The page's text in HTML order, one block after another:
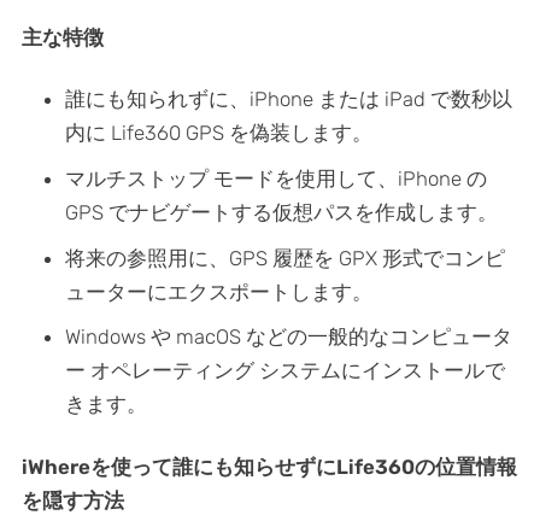
主な特徴
誰にも知られずに、iPhone または iPad で数秒以
内に Life360 GPS を偽装します。
マルチストップ モードを使用して、iPhone の
GPS でナビゲートする仮想パスを作成します。
将来の参照用に、GPS 履歴を GPX 形式でコンピ
ューターにエクスポートします。
Windows や macOS などの一般的なコンピュータ
ー オペレーティング システムにインストールで
きます。
iWhereを使って誰にも知らせずにLife360の位置情報
を隠す方法